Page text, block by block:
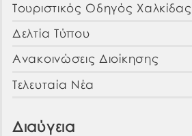
Τουριστικός Οδηγός Χαλκίδας
Δελτία Τύπου
Ανακοινώσεις Διοίκησης
Τελευταία Νέα
Διαύγεια